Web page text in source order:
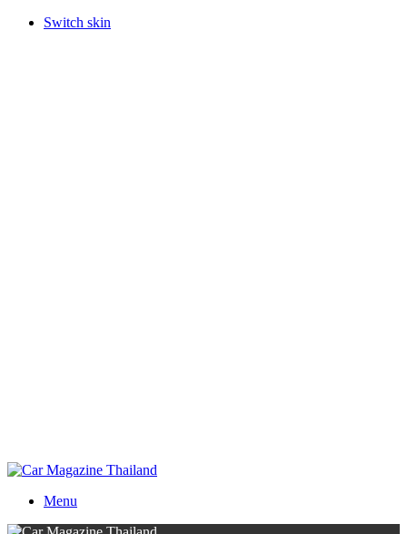
Switch skin
Menu